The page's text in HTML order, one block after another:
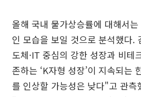
올해 국내 물가상승률에 대해서
인 모습을 보일 것으로 분석했다.
도체·IT 중심의 강한 성장과 비테
존하는 ‘K자형 성장’이 지속되는
를 인상할 가능성은 낮다"고 관측